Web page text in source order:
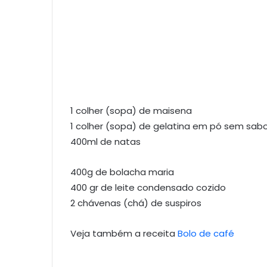
1 colher (sopa) de maisena
1 colher (sopa) de gelatina em pó sem
400ml de natas
400g de bolacha maria
400 gr de leite condensado cozido
2 chávenas (chá) de suspiros
Veja também a receita Bolo de café